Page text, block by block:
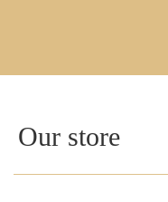
Our store